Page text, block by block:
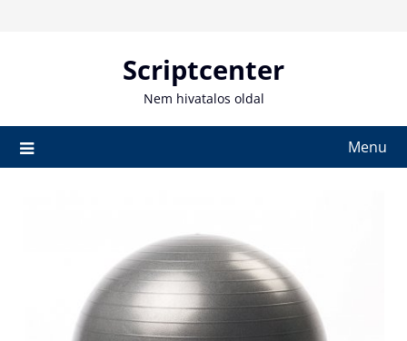
Scriptcenter
Nem hivatalos oldal
Menu